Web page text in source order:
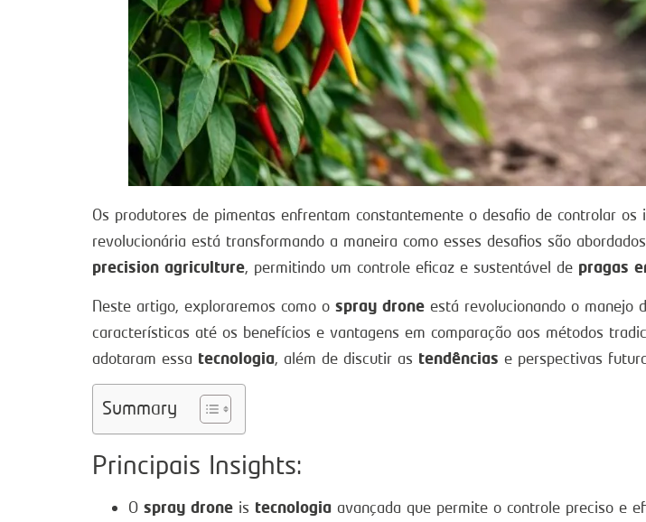
Os produtores de pimentas enfrentam constantemente o desafio de controlar
revolucionária está transformando a maneira como esses desafios são
precision agriculture, permitindo um controle eficaz e sustentável de pragas
Neste artigo, exploraremos como o spray drone está revolucionando o manejo
características até os benefícios e vantagens em comparação aos métodos
adotaram essa tecnologia, além de discutir as tendências e perspectivas
Summary
Principais Insights:
O spray drone is tecnologia avançada que permite o controle preciso e